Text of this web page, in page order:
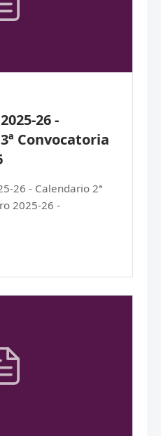
26 -
Convocatoria
26 - Calendario 2ª
2025-26 -